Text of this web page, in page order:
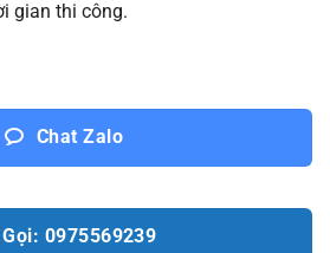
gian thi công.
Chat Zalo
Gọi: 0975569239